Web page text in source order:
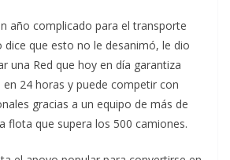
año complicado para el transporte
dice que esto no le desanimó, le dio
una Red que hoy en día garantiza
24 horas y puede competir con
gracias a un equipo de más de
flota que supera los 500 camiones.